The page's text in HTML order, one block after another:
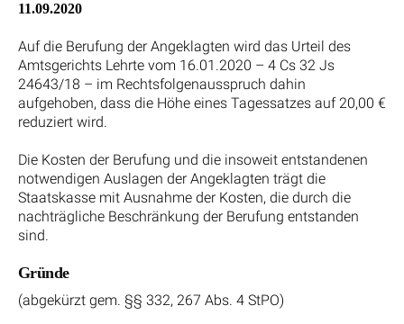
11.09.2020
Auf die Berufung der Angeklagten wird das Urteil des
Amtsgerichts Lehrte vom 16.01.2020 – 4 Cs 32 Js
24643/18 – im Rechtsfolgenausspruch dahin
aufgehoben, dass die Höhe eines Tagessatzes auf 20,00 €
reduziert wird.
Die Kosten der Berufung und die insoweit entstandenen
notwendigen Auslagen der Angeklagten trägt die
Staatskasse mit Ausnahme der Kosten, die durch die
nachträgliche Beschränkung der Berufung entstanden
sind.
Gründe
(abgekürzt gem. §§ 332, 267 Abs. 4 StPO)